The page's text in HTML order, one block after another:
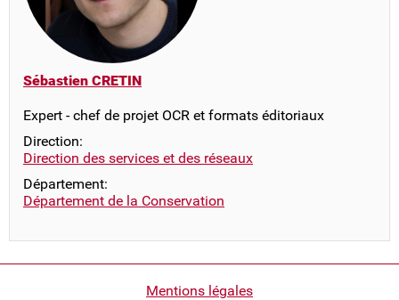
Sébastien CRETIN
Expert - chef de projet OCR et formats éditoriaux
Direction:
Direction des services et des réseaux
Département:
Département de la Conservation
Mentions légales